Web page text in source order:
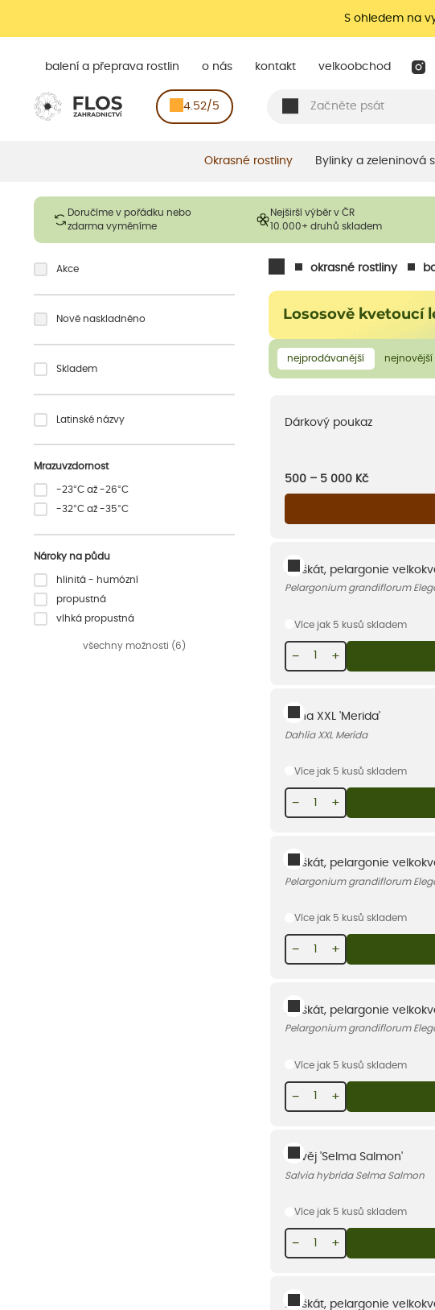
S ohledem na
balení a přeprava rostlin o nás kontakt velkoobchod
4.52/5
Okrasné rostliny Bylinky a zeleninová
Doručíme v pořádku nebo
zdarma vyměníme
Nejširší výběr v ČR
10.000+ druhů skladem
okrasné rostliny
Lososově kvetoucí
nejprodávanější nejnovější
Akce
Nově naskladněno
Skladem
Latinské názvy
Mrazuvzdornost
-23°C až -26°C
-32°C až -35°C
Nároky na půdu
hlinitá - humózní
propustná
vlhká propustná
všechny možnosti (6)
Dárkový poukaz
500 – 5 000 Kč
Muškát, pelargonie
Pelargonium grandiflorum
Více jak 5 kusů skladem
+
−
Jiřina XXL 'Merida'
Dahlia XXL Merida
Více jak 5 kusů skladem
+
−
Muškát, pelargonie
Pelargonium grandiflorum
Více jak 5 kusů skladem
+
−
Muškát, pelargonie
Pelargonium grandiflorum
Více jak 5 kusů skladem
+
−
Šalvěj 'Selma Salmon'
Salvia hybrida Selma Salmon
Více jak 5 kusů skladem
+
−
Muškát, pelargonie